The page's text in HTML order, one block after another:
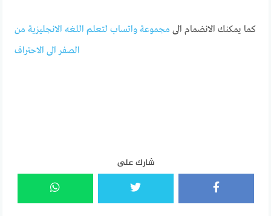
كما يمكنك الانضمام الىمجموعة واتساب لتعلم اللغه الانجليزية من
الصفر الى الاحتراف
شارك على